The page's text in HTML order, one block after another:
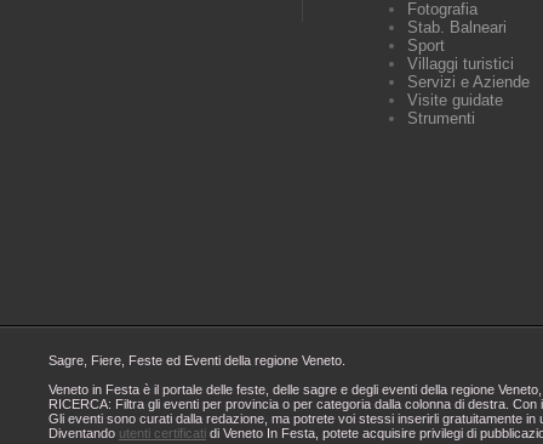
Fotografia
Stab. Balneari
Sport
Villaggi turistici
Servizi e Aziende
Visite guidate
Strumenti
Sagre, Fiere, Feste ed Eventi della regione Veneto.
Veneto in Festa è il portale delle feste, delle sagre e degli eventi della regione
RICERCA: Filtra gli eventi per provincia o per categoria dalla colonna di destra.
Gli eventi sono curati dalla redazione, ma potrete voi stessi inserirli gratuitamente
Diventando utenti certificati di Veneto In Festa, potete acquisire privilegi di